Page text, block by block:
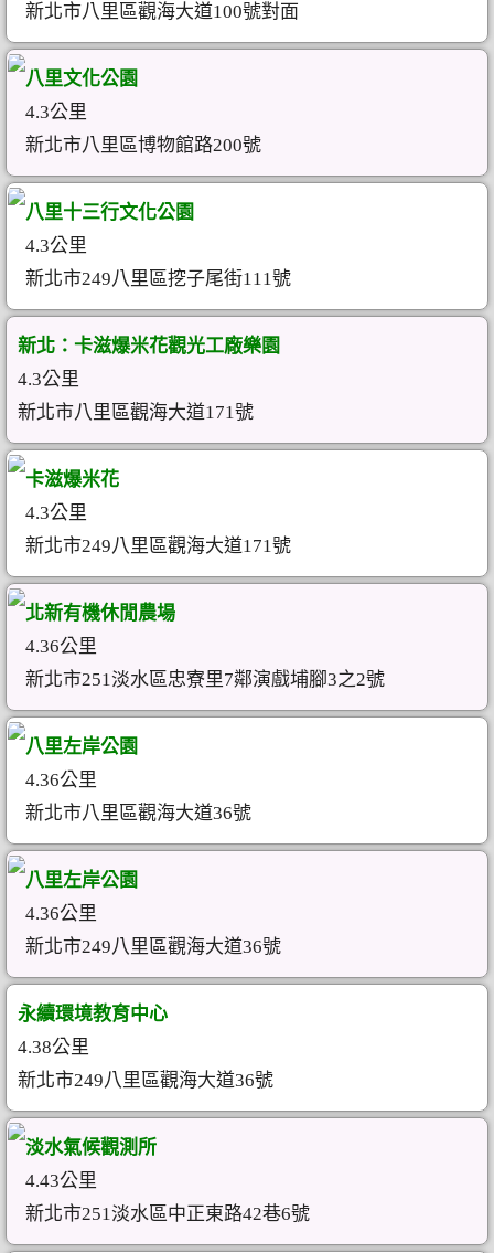
新北市八里區觀海大道100號對面
八里文化公園
4.3公里
新北市八里區博物館路200號
八里十三行文化公園
4.3公里
新北市249八里區挖子尾街111號
新北：卡滋爆米花觀光工廠樂園
4.3公里
新北市八里區觀海大道171號
卡滋爆米花
4.3公里
新北市249八里區觀海大道171號
北新有機休閒農場
4.36公里
新北市251淡水區忠寮里7鄰演戲埔腳3之2號
八里左岸公園
4.36公里
新北市八里區觀海大道36號
八里左岸公園
4.36公里
新北市249八里區觀海大道36號
永續環境教育中心
4.38公里
新北市249八里區觀海大道36號
淡水氣候觀測所
4.43公里
新北市251淡水區中正東路42巷6號